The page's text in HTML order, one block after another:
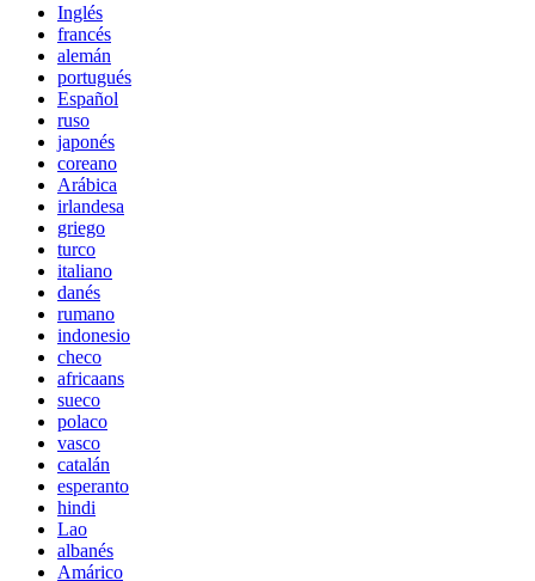
Inglés
francés
alemán
portugués
Español
ruso
japonés
coreano
Arábica
irlandesa
griego
turco
italiano
danés
rumano
indonesio
checo
africaans
sueco
polaco
vasco
catalán
esperanto
hindi
Lao
albanés
Amárico